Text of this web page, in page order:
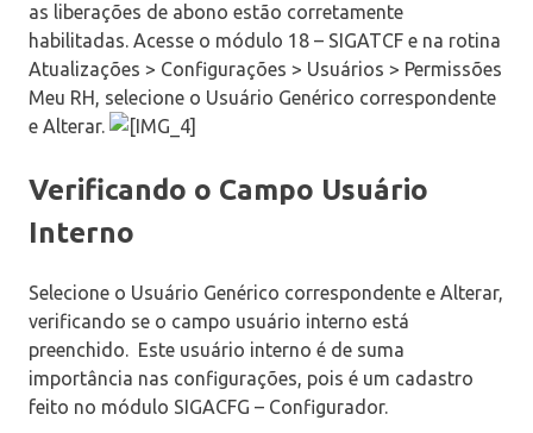
as liberações de abono estão corretamente
habilitadas. Acesse o módulo 18 – SIGATCF e na rotina
Atualizações > Configurações > Usuários > Permissões
Meu RH, selecione o Usuário Genérico correspondente
e Alterar.
Verificando o Campo Usuário
Interno
Selecione o Usuário Genérico correspondente e Alterar,
verificando se o campo usuário interno está
preenchido. Este usuário interno é de suma
importância nas configurações, pois é um cadastro
feito no módulo SIGACFG – Configurador.